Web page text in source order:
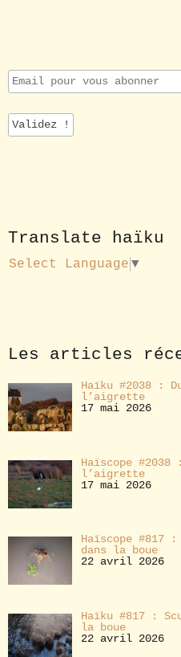
E
m
i
l
o
u
s
e
Translate haïku
Select Language ▼
Les articles
Haïku #2038 :
l’aigrette
17 mai 2026
Haïscope
l’aigrette
17 mai 2026
Haïscope #817
dans la boue
22 avril 2026
Haïku #817 :
la boue
22 avril 2026